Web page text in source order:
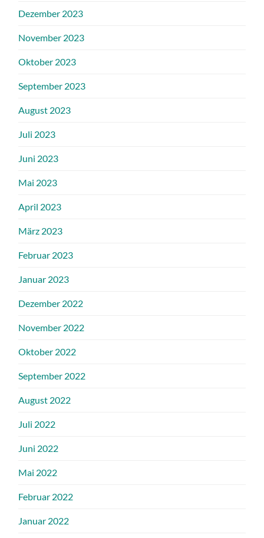
Dezember 2023
November 2023
Oktober 2023
September 2023
August 2023
Juli 2023
Juni 2023
Mai 2023
April 2023
März 2023
Februar 2023
Januar 2023
Dezember 2022
November 2022
Oktober 2022
September 2022
August 2022
Juli 2022
Juni 2022
Mai 2022
Februar 2022
Januar 2022